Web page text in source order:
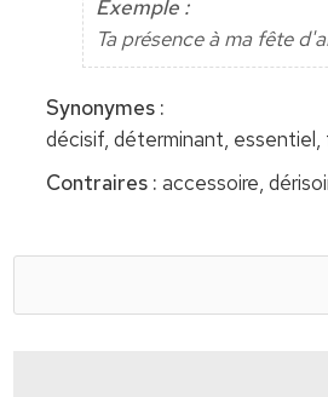
Exemple :
Ta présence à ma fête
Synonymes :
décisif, déterminant, essentiel,
Contraires : accessoire,